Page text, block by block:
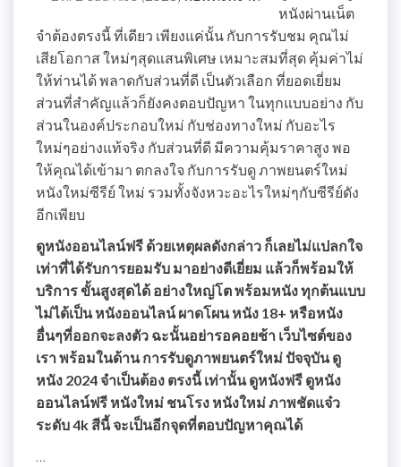
หนังผ่านเน็ต
จำต้องตรงนี้ ที่เดียว เพียงแค่นั้น กับการรับชม คุณไม่
เสียโอกาส ใหม่ๆสุดแสนพิเศษ เหมาะสมที่สุด คุ้มค่าไม่
ให้ท่านได้ พลาดกับส่วนที่ดี เป็นตัวเลือก ที่ยอดเยี่ยม
ส่วนที่สำคัญแล้วก็ยังคงตอบปัญหา ในทุกแบบอย่าง กับ
ส่วนในองค์ประกอบใหม่ กับช่องทางใหม่ กับอะไร
ใหม่ๆอย่างแท้จริง กับส่วนที่ดี มีความคุ้มราคาสูง พอ
ให้คุณได้เข้ามา ตกลงใจ กับการรับดู ภาพยนตร์ใหม่
หนังใหม่ซีรีย์ ใหม่ รวมทั้งจังหวะอะไรใหม่ๆกับซีรีย์ดัง
อีกเพียบ
ดูหนังออนไลน์ฟรี ด้วยเหตุผลดังกล่าว ก็เลยไม่แปลกใจ
เท่าที่ได้รับการยอมรับ มาอย่างดีเยี่ยม แล้วก็พร้อมให้
บริการ ขั้นสูงสุดได้ อย่างใหญ่โต พร้อมหนัง ทุกต้นแบบ
ไม่ได้เป็น หนังออนไลน์ ผาดโผน หนัง 18+ หรือหนัง
อื่นๆที่ออกจะลงตัว ฉะนั้นอย่ารอคอยช้า เว็บไซต์ของ
เรา พร้อมในด้าน การรับดูภาพยนตร์ใหม่ ปัจจุบัน ดู
หนัง 2024 จำเป็นต้อง ตรงนี้ เท่านั้น ดูหนังฟรี ดูหนัง
ออนไลน์ฟรี หนังใหม่ ชนโรง หนังใหม่ ภาพชัดแจ๋ว
ระดับ 4k สีนี้ จะเป็นอีกจุดที่ตอบปัญหาคุณได้
…